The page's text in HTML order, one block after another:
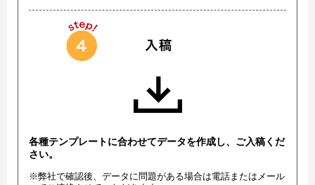
各種テンプレートに合わせてデータを作成し、ご入稿くだ
さい。
※弊社で確認後、データに問題がある場合は電話またはメール